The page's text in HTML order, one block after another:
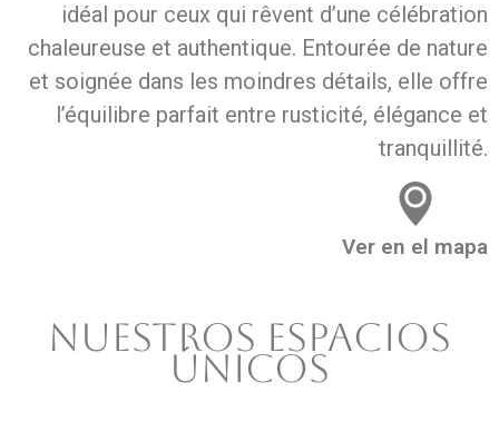
idéal pour ceux qui rêvent d’une célébration
chaleureuse et authentique. Entourée de nature
et soignée dans les moindres détails, elle offre
l’équilibre parfait entre rusticité, élégance et
tranquillité.
Ver en el mapa
Nuestros espacios
únicos